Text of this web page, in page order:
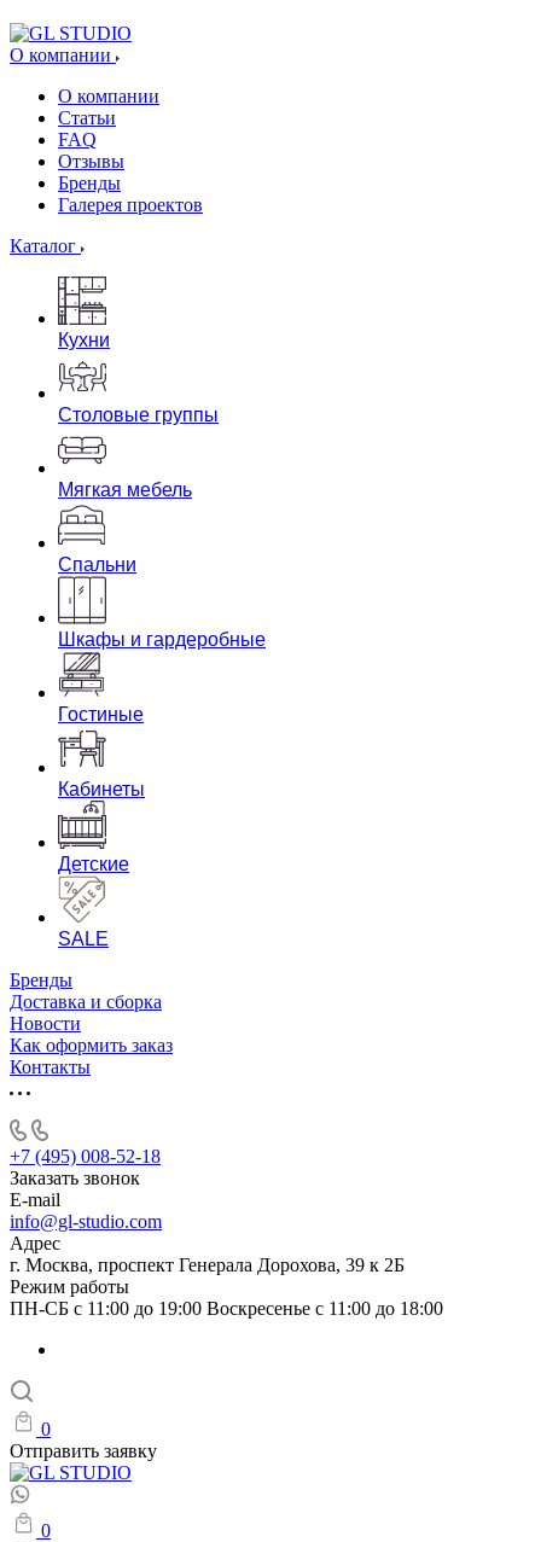
О компании
О компании
Статьи
FAQ
Отзывы
Бренды
Галерея проектов
Каталог
Кухни
Столовые группы
Мягкая мебель
Спальни
Шкафы и гардеробные
Гостиные
Кабинеты
Детские
SALE
Бренды
Доставка и сборка
Новости
Как оформить заказ
Контакты
+7 (495) 008-52-18
Заказать звонок
E-mail
info@gl-studio.com
Адрес
г. Москва, проспект Генерала Дорохова, 39 к 2Б
Режим работы
ПН-СБ с 11:00 до 19:00 Воскресенье с 11:00 до 18:00
0
Отправить заявку
0